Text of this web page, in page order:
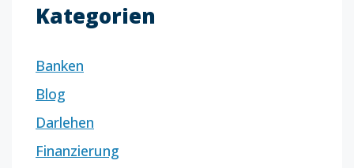
Kategorien
Banken
Blog
Darlehen
Finanzierung